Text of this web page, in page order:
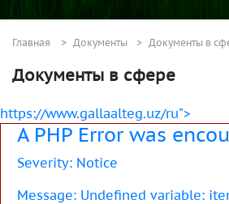
Главная Документы Документы в
Документы в сфере
https://www.gallaalteg.uz/ru">
A PHP Error was
Severity: Notice
Message: Undefined variable: